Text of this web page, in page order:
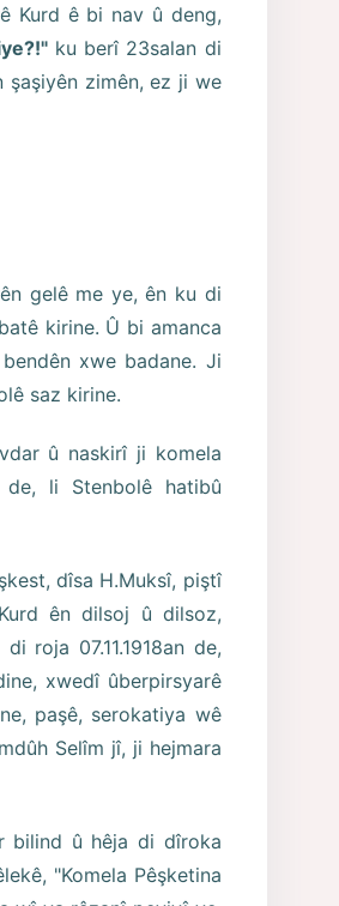
Kurd ê bi nav û deng,
ku berî 23salan di
şaşiyên zimên, ez ji we
gelê me ye, ên ku di
kirine. Û bi amanca
xwe badane. Ji
saz kirine.
û naskirî ji komela
de, li Stenbolê hatibû
dîsa H.Muksî, piştî
ên dilsoj û dilsoz,
roja 07.11.1918an de,
xwedî ûberpirsyarê
paşê, serokatiya wê
Selîm jî, ji hejmara
bilind û hêja di dîroka
"Komela Pêşketina